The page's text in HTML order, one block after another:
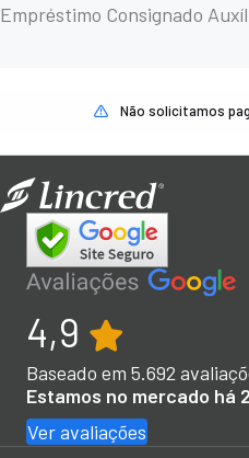
Empréstimo Consignado
Não solicitamos
4,9
Baseado em 5.692
Estamos no mercado há
Ver avaliações